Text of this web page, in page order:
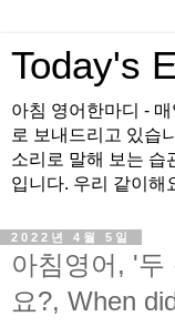
Today's
아침 영어한마디 -
로 보내드리고 있습
소리로 말해 보는 습
입니다. 우리 같이해
2022년 4월 5일
아침영어, '두
요?, When